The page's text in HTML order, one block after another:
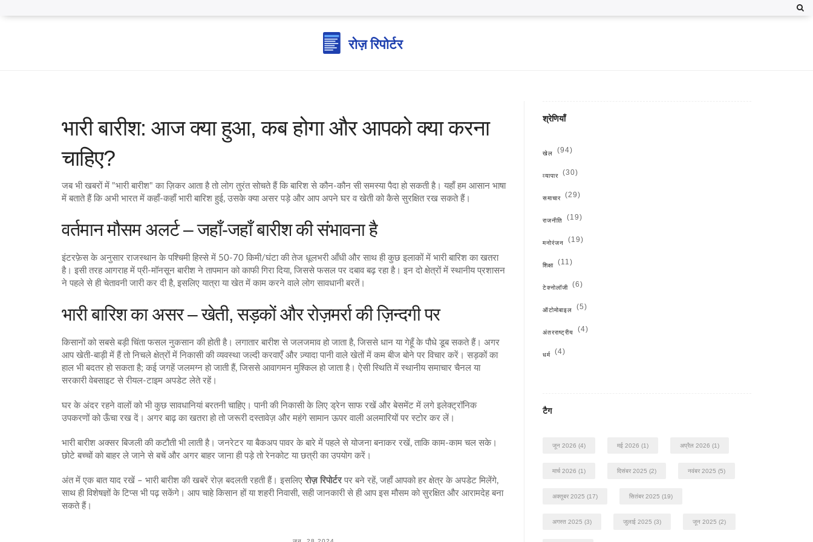
भारी बारीश: आज क्या हुआ, कब होगा और आपको क्या करना
चाहिए?
जब भी खबरों में "भारी बारीश" का ज़िकर आता है तो लोग तुरंत सोचते हैं कि बारिश से कौन‑कौन सी समस्या पैदा हो सकती है। यहाँ हम आसान भाषा
में बताते हैं कि अभी भारत में कहाँ‑कहाँ भारी बारिश हुई, उसके क्या असर पड़े और आप अपने घर व खेती को कैसे सुरक्षित रख सकते हैं।
वर्तमान मौसम अलर्ट – जहाँ‑जहाँ बारीश की संभावना है
इंटरफ़ेस के अनुसार राजस्थान के पश्चिमी हिस्से में 50‑70 किमी/घंटा की तेज धूलभरी आँधी और साथ ही कुछ इलाकों में भारी बारिश का खतरा
है। इसी तरह आगराह में प्री‑मॉनसून बारीश ने तापमान को काफी गिरा दिया, जिससे फसल पर दबाव बढ़ रहा है। इन दो क्षेत्रों में स्थानीय प्रशासन
ने पहले से ही चेतावनी जारी कर दी है, इसलिए यात्रा या खेत में काम करने वाले लोग सावधानी बरतें।
भारी बारिश का असर – खेती, सड़कों और रोज़मर्रा की ज़िन्दगी पर
किसानों को सबसे बड़ी चिंता फसल नुकसान की होती है। लगातार बारीश से जलजमाव हो जाता है, जिससे धान या गेहूँ के पौधे डूब सकते हैं। अगर
आप खेती‑बाड़ी में हैं तो निचले क्षेत्रों में निकासी की व्यवस्था जल्दी करवाएँ और ज़्यादा पानी वाले खेतों में कम बीज बोने पर विचार करें। सड़कों का
हाल भी बदतर हो सकता है; कई जगहें जलमग्न हो जाती हैं, जिससे आवागमन मुश्किल हो जाता है। ऐसी स्थिति में स्थानीय समाचार चैनल या
सरकारी वेबसाइट से रीयल‑टाइम अपडेट लेते रहें।
घर के अंदर रहने वालों को भी कुछ सावधानियां बरतनी चाहिए। पानी की निकासी के लिए ड्रेन साफ रखें और बेसमेंट में लगे इलेक्ट्रॉनिक
उपकरणों को ऊँचा रख दें। अगर बाढ़ का खतरा हो तो जरूरी दस्तावेज़ और महंगे सामान ऊपर वाली अलमारियों पर स्टोर कर लें।
भारी बारीश अक्सर बिजली की कटौती भी लाती है। जनरेटर या बैकअप पावर के बारे में पहले से योजना बनाकर रखें, ताकि काम‑काम चल सके।
छोटे बच्चों को बाहर ले जाने से बचें और अगर बाहर जाना ही पड़े तो रेनकोट या छत्री का उपयोग करें।
अंत में एक बात याद रखें – भारी बारीश की खबरें रोज़ बदलती रहती हैं। इसलिए रोज़ रिपोर्टरपर बने रहें, जहाँ आपको हर क्षेत्र के अपडेट मिलेंगे,
साथ ही विशेषज्ञों के टिप्स भी पढ़ सकेंगे। आप चाहे किसान हों या शहरी निवासी, सही जानकारी से ही आप इस मौसम को सुरक्षित और आरामदेह बना
सकते हैं।
श्रेणियाँ
खेल (94)
व्यापार (30)
समाचार (29)
राजनीति (19)
मनोरंजन (19)
शिक्षा (11)
टेक्नोलॉजी (6)
ऑटोमोबाइल (5)
अंतरराष्ट्रीय (4)
धर्म (4)
टैग
जून 2026 (4) मई 2026 (1) अप्रैल 2026 (1)
मार्च 2026 (1) दिसंबर 2025 (2) नवंबर 2025 (5)
अक्तूबर 2025 (17) सितंबर 2025 (19)
अगस्त 2025 (3) जुलाई 2025 (3) जून 2025 (2)